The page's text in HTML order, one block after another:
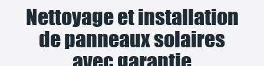
Nettoyage et installation
de panneaux solaires